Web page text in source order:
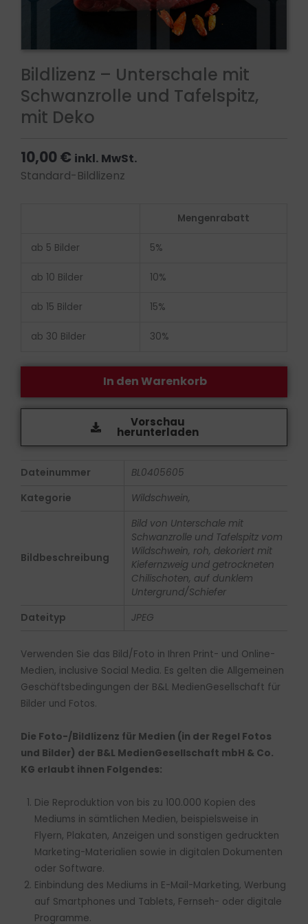
Bildlizenz – Unterschale mit
Schwanzrolle und Tafelspitz,
mit Deko
10,00€ inkl. MwSt.
Standard-Bildlizenz
Mengenrabatt
ab 5 Bilder 5%
ab 10 Bilder 10%
ab 15 Bilder 15%
ab 30 Bilder 30%
Unterschale
Schwanzrolle
Tafelspitz,
Deko
In den Warenkorb
Vorschau
herunterladen
Dateinummer BL0405605
Kategorie Wildschwein,
Bildbeschreibung
Bild von Unterschale mit
Schwanzrolle und Tafelspitz vom
Wildschwein, roh, dekoriert mit
Kiefernzweig und getrockneten
Chilischoten, auf dunklem
Untergrund/Schiefer
Dateityp JPEG
Verwenden Sie das Bild/Foto in Ihren Print- und Online-
Medien, inclusive Social Media. Es gelten die Allgemeinen
Geschäftsbedingungen der B&L MedienGesellschaft für
Bilder und Fotos.
Die Foto-/Bildlizenz für Medien (in der Regel Fotos
und Bilder) der B&L MedienGesellschaft mbH & Co.
KG erlaubt ihnen Folgendes:
Die Reproduktion von bis zu 100.000 Kopien des
Mediums in sämtlichen Medien, beispielsweise in
Flyern, Plakaten, Anzeigen und sonstigen gedruckten
Marketing-Materialien sowie in digitalen Dokumenten
oder Software.
Einbindung des Mediums in E-Mail-Marketing, Werbung
auf Smartphones und Tablets, Fernseh- oder digitale
Programme.